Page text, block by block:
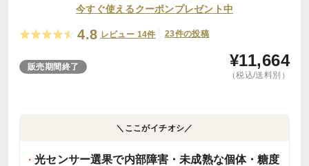
今すぐ使えるクーポンプレゼント中
4.8 レビュー 14件 23件の投稿
販売期間終了 ¥11,664
（税込/送料別）
＼ここがイチオシ／
光センサー選果で内部障害・未成熟な個体・糖度